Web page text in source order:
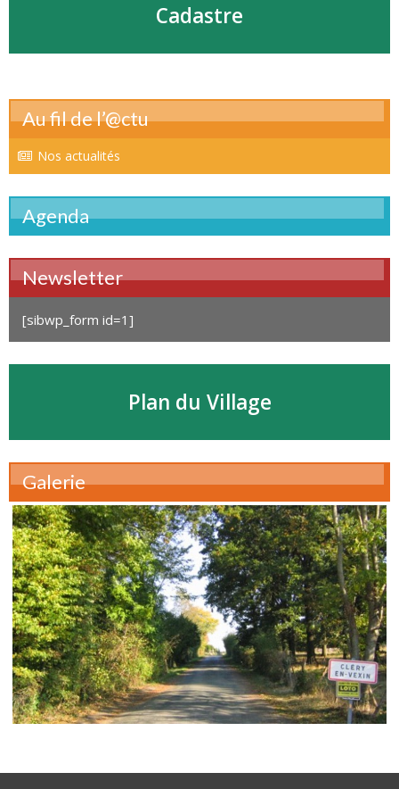
Cadastre
Au fil de l’@ctu
Nos actualités
Agenda
Newsletter
[sibwp_form id=1]
Plan du Village
Galerie